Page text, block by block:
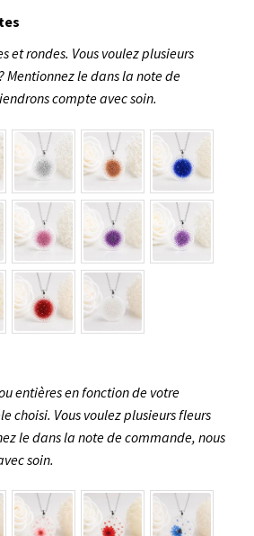
et rondes. Vous voulez plusieurs
le dans la note de
compte avec soin.
entières en fonction de votre
choisi. Vous voulez plusieurs fleurs
le dans la note de commande, nous
soin.